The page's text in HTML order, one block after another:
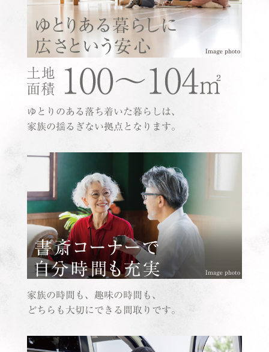
Image photo
ゆとりのある落ち着いた暮らしは、
家族の揺るぎない拠点となります。
Image photo
家族の時間も、趣味の時間も、
どちらも大切にできる間取りです。